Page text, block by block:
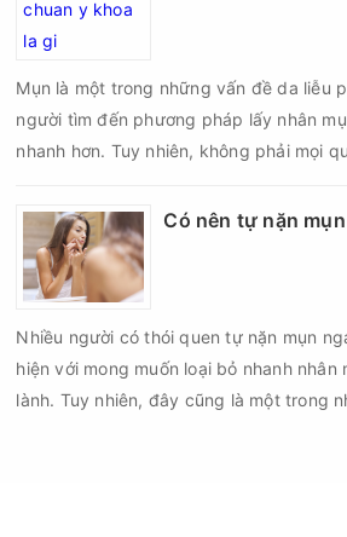
Mụn là một trong những vấn đề da liễu
người tìm đến phương pháp lấy nhân
nhanh hơn. Tuy nhiên, không phải mọi
sai kỹ thuật hoặc lấy nhân mụn không
có thể đối mặt với nguy cơ viêm nhiễm,
chí là sẹo rỗ. Vậy nặn mụn chuẩn y
đạt tiêu chuẩn cần đáp ứng những yêu
Có nên tự nặn
Nhiều người có thói quen tự nặn mụn
hiện với mong muốn loại bỏ nhanh nhân
lành. Tuy nhiên, đây cũng là một trong